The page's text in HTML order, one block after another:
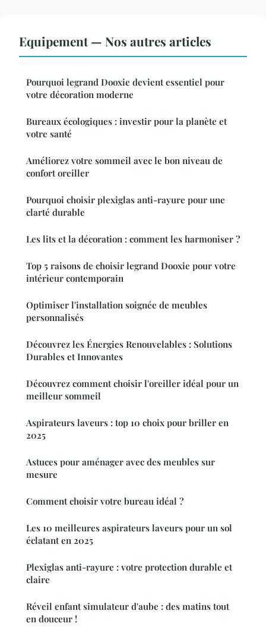
Equipement — Nos autres articles
Pourquoi legrand Dooxie devient essentiel pour
votre décoration moderne
Bureaux écologiques : investir pour la planète et
votre santé
Améliorez votre sommeil avec le bon niveau de
confort oreiller
Pourquoi choisir plexiglas anti-rayure pour une
clarté durable
Les lits et la décoration : comment les harmoniser ?
Top 5 raisons de choisir legrand Dooxie pour votre
intérieur contemporain
Optimiser l'installation soignée de meubles
personnalisés
Découvrez les Énergies Renouvelables : Solutions
Durables et Innovantes
Découvrez comment choisir l'oreiller idéal pour un
meilleur sommeil
Aspirateurs laveurs : top 10 choix pour briller en
2025
Astuces pour aménager avec des meubles sur
mesure
Comment choisir votre bureau idéal ?
Les 10 meilleures aspirateurs laveurs pour un sol
éclatant en 2025
Plexiglas anti-rayure : votre protection durable et
claire
Réveil enfant simulateur d'aube : des matins tout
en douceur !